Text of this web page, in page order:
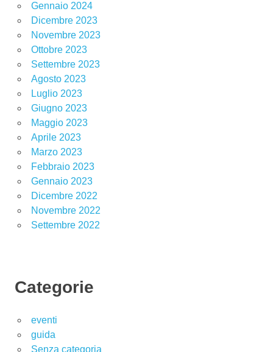
Gennaio 2024
Dicembre 2023
Novembre 2023
Ottobre 2023
Settembre 2023
Agosto 2023
Luglio 2023
Giugno 2023
Maggio 2023
Aprile 2023
Marzo 2023
Febbraio 2023
Gennaio 2023
Dicembre 2022
Novembre 2022
Settembre 2022
Categorie
eventi
guida
Senza categoria